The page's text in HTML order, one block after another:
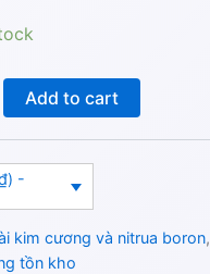
Add to cart
-
kim cương và nitrua boron,
tồn kho